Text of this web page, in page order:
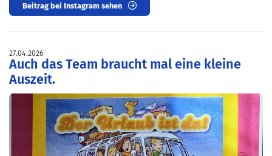
Beitrag bei Instagram sehen
27.04.2026
Auch das Team braucht mal eine kleine
Auszeit.